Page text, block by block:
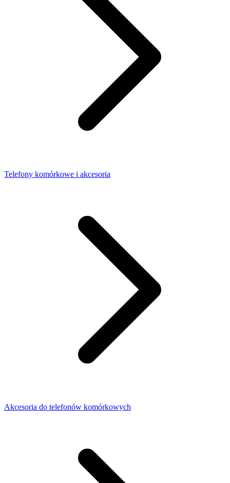
Telefony komórkowe i akcesoria
Akcesoria do telefonów komórkowych